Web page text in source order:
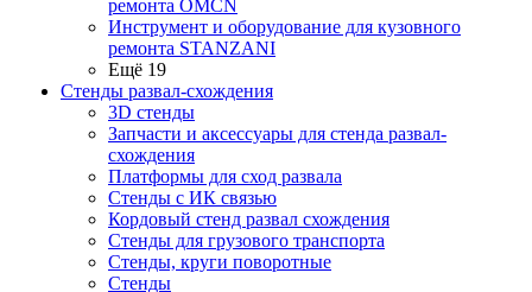
ремонта OMCN
Инструмент и оборудование для кузовного
ремонта STANZANI
Ещё 19
Стенды развал-схождения
3D стенды
Запчасти и аксессуары для стенда развал-
схождения
Платформы для сход развала
Стенды с ИК связью
Кордовый стенд развал схождения
Стенды для грузового транспорта
Стенды, круги поворотные
Стенды